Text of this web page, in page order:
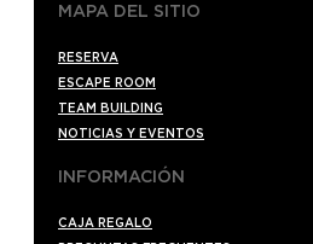
MAPA DEL SITIO
RESERVA
ESCAPE ROOM
TEAM BUILDING
NOTICIAS Y EVENTOS
INFORMACIÓN
CAJA REGALO